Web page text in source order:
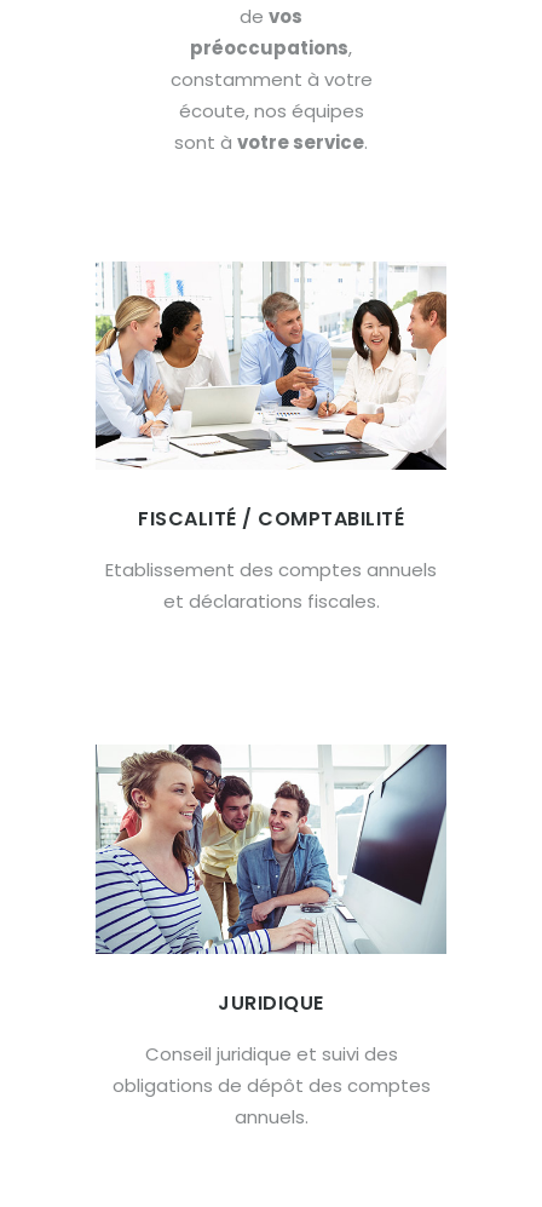
de vos
préoccupations,
constamment à votre
écoute, nos équipes
sont à votre service.
FISCALITÉ / COMPTABILITÉ
Etablissement des comptes annuels
et déclarations fiscales.
JURIDIQUE
Conseil juridique et suivi des
obligations de dépôt des comptes
annuels.